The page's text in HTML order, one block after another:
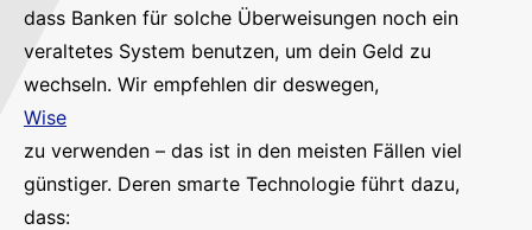
dass Banken für solche Überweisungen noch ein
veraltetes System benutzen, um dein Geld zu
wechseln. Wir empfehlen dir deswegen,
Wise
zu verwenden – das ist in den meisten Fällen viel
günstiger. Deren smarte Technologie führt dazu,
dass: